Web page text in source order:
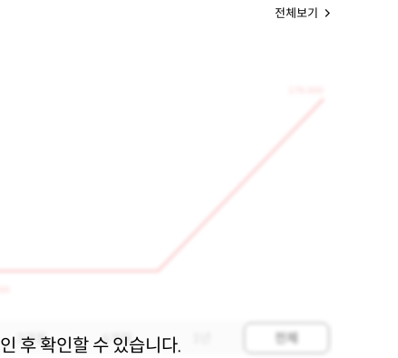
전체보기
후 확인할 수 있습니다.
3개월 6개월 전체